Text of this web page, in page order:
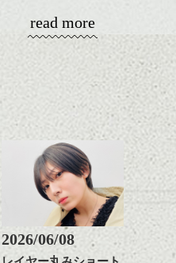
http://www.drop-nicedreams.com/2014/06/post-243-907914.html
柴田
分かれ道のどっちかを選ぶ事になるのだか
ら。
っていうのをシニカルに表現してるような
気がしました。
個人的な見解です、
トム・ウェイツが主演という事ですごく気
になっていましたが、なんて事ありません
でした。
完全に溶け込んでいるというか、
そんなジャームッシュ監督の世界観はやっ
ぱりクリエイティブ！
刑務所から脱獄し、山道を歩きまわりなが
らやる3人のやりとり、冷めた友情のような
感覚は見ていてとても気持ちいいですね。
コンパクトなフォルムが
全体のバランスを良く見
せてくれる効果もあり、
いろんなシーンに雰囲気
をだしやすくスタイリン
グも簡単で良いので朝の
時短にも◎
そんなショートカット。
軽めの前髪で透け感を演
出できるので、
この時期とてもおすすめ
ですよ。
read more
2026/06/08